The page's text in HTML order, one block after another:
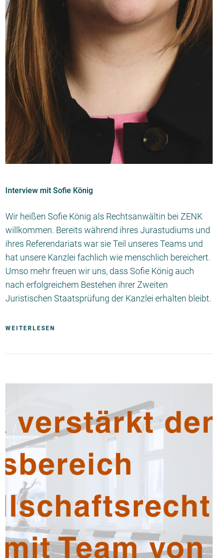
Interview mit Sofie König
Wir heißen Sofie König als Rechtsanwältin bei ZENK
willkommen. Bereits während ihres Jurastudiums und
ihres Referendariats war sie Teil unseres Teams und
hat unsere Kanzlei fachlich wie menschlich bereichert.
Umso mehr freuen wir uns, dass Sofie König auch
nach erfolgreichem Bestehen ihrer Zweiten
Juristischen Staatsprüfung der Kanzlei erhalten bleibt.
WEITERLESEN